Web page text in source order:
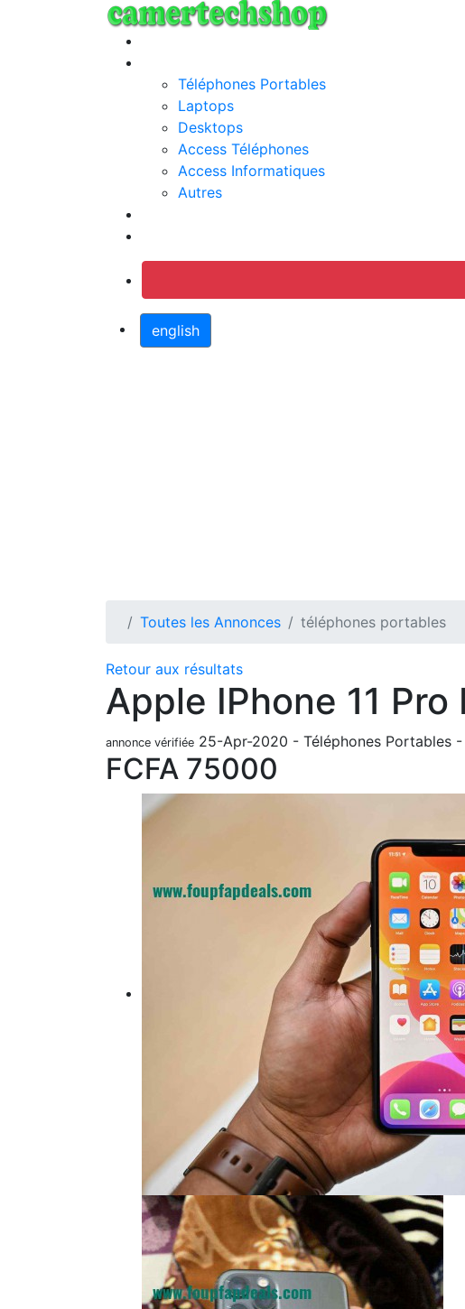
Téléphones Portables
Laptops
Desktops
Access Téléphones
Access Informatiques
Autres
english
Toutes les Annonces téléphones portables
Retour aux résultats
Apple IPhone 11 Pro
annonce vérifiée 25-Apr-2020 - Téléphones Portables -
FCFA 75000